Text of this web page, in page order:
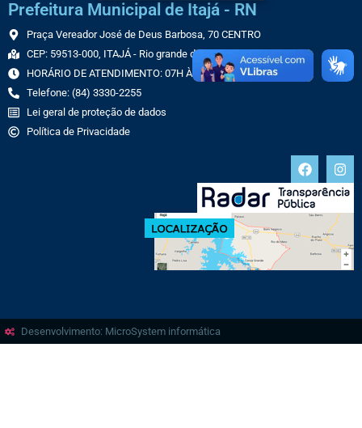
Prefeitura Municipal de Itajá - RN
Praça Vereador José de Deus Barbosa, 70 CENTRO
CEP: 59513-000, ITAJÁ - Rio grande do Norte
HORÁRIO DE ATENDIMENTO: 07H ÀS 13H
Telefone: (84) 3330-2255
Lei geral de proteção de dados
Política de Privacidade
Desenvolvimento: MicroSystem informática